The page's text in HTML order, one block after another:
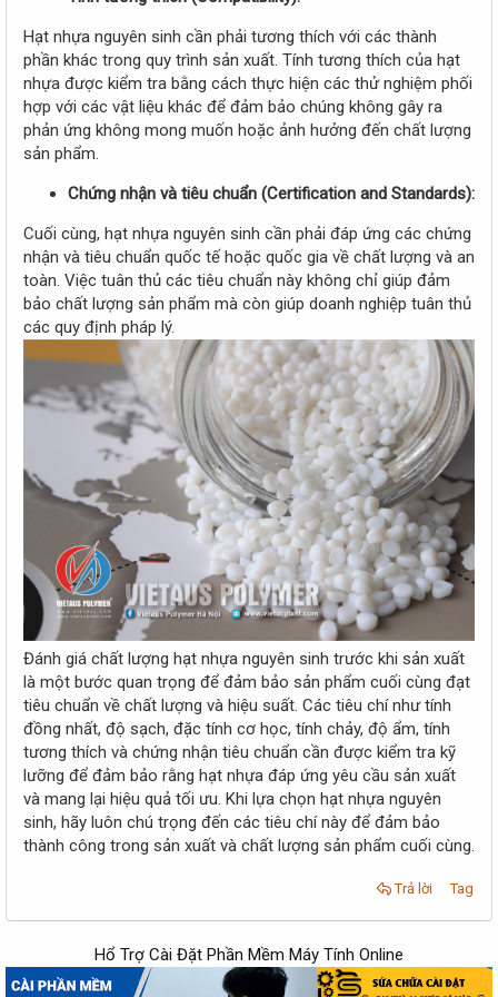
Hạt nhựa nguyên sinh cần phải tương thích với các thành
phần khác trong quy trình sản xuất. Tính tương thích của hạt
nhựa được kiểm tra bằng cách thực hiện các thử nghiệm phối
hợp với các vật liệu khác để đảm bảo chúng không gây ra
phản ứng không mong muốn hoặc ảnh hưởng đến chất lượng
sản phẩm.
Chứng nhận và tiêu chuẩn (Certification and Standards):
Cuối cùng, hạt nhựa nguyên sinh cần phải đáp ứng các chứng
nhận và tiêu chuẩn quốc tế hoặc quốc gia về chất lượng và an
toàn. Việc tuân thủ các tiêu chuẩn này không chỉ giúp đảm
bảo chất lượng sản phẩm mà còn giúp doanh nghiệp tuân thủ
các quy định pháp lý.
Đánh giá chất lượng hạt nhựa nguyên sinh trước khi sản xuất
là một bước quan trọng để đảm bảo sản phẩm cuối cùng đạt
tiêu chuẩn về chất lượng và hiệu suất. Các tiêu chí như tính
đồng nhất, độ sạch, đặc tính cơ học, tính chảy, độ ẩm, tính
tương thích và chứng nhận tiêu chuẩn cần được kiểm tra kỹ
lưỡng để đảm bảo rằng hạt nhựa đáp ứng yêu cầu sản xuất
và mang lại hiệu quả tối ưu. Khi lựa chọn hạt nhựa nguyên
sinh, hãy luôn chú trọng đến các tiêu chí này để đảm bảo
thành công trong sản xuất và chất lượng sản phẩm cuối cùng.
Trả lời Tag
Hổ Trợ Cài Đặt Phần Mềm Máy Tính Online